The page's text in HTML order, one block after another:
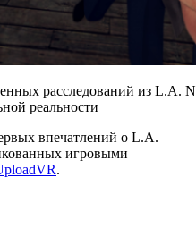
расследований из L.A.
реальности
впечатлений о L.A.
игровыми
.